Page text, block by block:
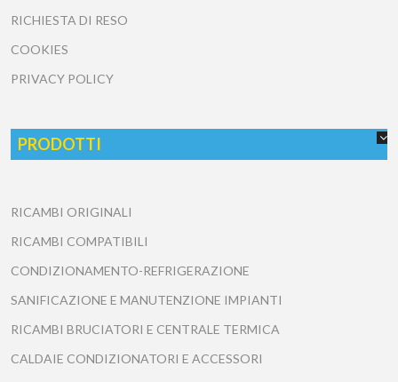
RICHIESTA DI RESO
COOKIES
PRIVACY POLICY
PRODOTTI
RICAMBI ORIGINALI
RICAMBI COMPATIBILI
CONDIZIONAMENTO-REFRIGERAZIONE
SANIFICAZIONE E MANUTENZIONE IMPIANTI
RICAMBI BRUCIATORI E CENTRALE TERMICA
CALDAIE CONDIZIONATORI E ACCESSORI